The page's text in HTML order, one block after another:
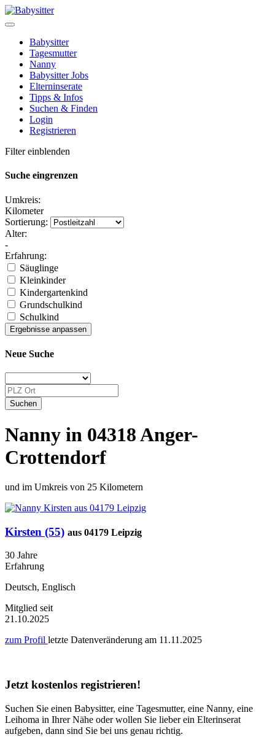
Babysitter
Tagesmutter
Nanny
Babysitter Jobs
Elterninserate
Tipps & Infos
Suchen & Finden
Login
Registrieren
Filter einblenden
Suche eingrenzen
Umkreis:
Kilometer
Sortierung:
Alter:
-
Erfahrung:
Säuglinge
Kleinkinder
Kindergartenkind
Grundschulkind
Schulkind
Neue Suche
Nanny in 04318 Anger-
Crottendorf
und im Umkreis von 25 Kilometern
Kirsten (55) aus 04179 Leipzig
30 Jahre
Erfahrung
Deutsch, Englisch
Mitglied seit
21.10.2025
zum Profil letzte Datenveränderung am 11.11.2025
Jetzt kostenlos registrieren!
Suchen Sie einen Babysitter, eine Tagesmutter, eine Nanny, eine
Leihoma in Ihrer Nähe oder wollen Sie lieber ein Elterinserat
aufgeben, dann sind Sie bei uns genau richtig.